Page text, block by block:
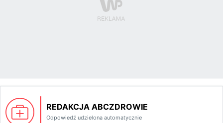
REDAKCJA ABCZDROWIE
Odpowiedź udzielona automatycznie